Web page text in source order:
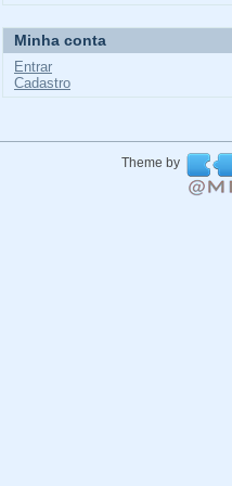
Minha conta
Entrar
Cadastro
Theme by